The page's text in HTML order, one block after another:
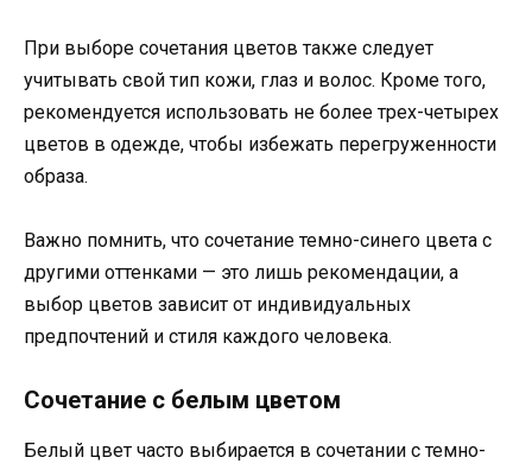
При выборе сочетания цветов также следует
учитывать свой тип кожи, глаз и волос. Кроме того,
рекомендуется использовать не более трех-четырех
цветов в одежде, чтобы избежать перегруженности
образа.
Важно помнить, что сочетание темно-синего цвета с
другими оттенками — это лишь рекомендации, а
выбор цветов зависит от индивидуальных
предпочтений и стиля каждого человека.
Сочетание с белым цветом
Белый цвет часто выбирается в сочетании с темно-